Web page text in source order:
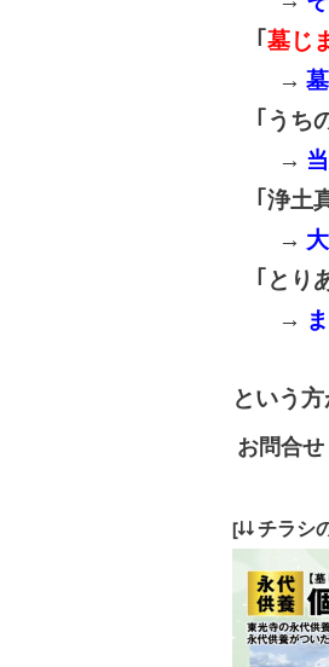
｢ 墓じ
→
｢うち
→
｢浄土
→
｢とり
→
という
お問合
[↓↓ チラシ